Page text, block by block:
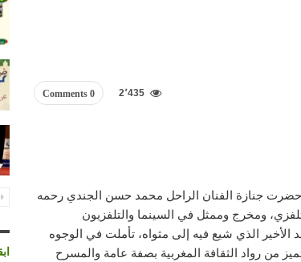
0 Comments 2٬435
بمدينة الرباط حضرت جنازة الفنان الراحل محمد حسن الجندي رحمه
ومخرج وممثل في السينما والتلفزيون
الذي شيع فيه إلى مثواه، تأملت في الوجوه
من رواد الثقافة المغربية بصفة عامة والمسرح